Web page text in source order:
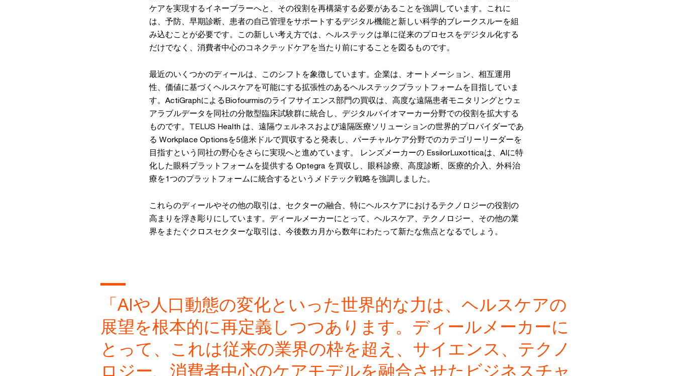
ケアを実現するイネーブラーへと、その役割を再構築する必要があることを強調しています。これに
は、予防、早期診断、患者の自己管理をサポートするデジタル機能と新しい科学的ブレークスルーを組
み込むことが必要です。この新しい考え方では、ヘルステックは単に従来のプロセスをデジタル化する
だけでなく、消費者中心のコネクテッドケアを当たり前にすることを図るものです。
最近のいくつかのディールは、このシフトを象徴しています。企業は、オートメーション、相互運用
性、価値に基づくヘルスケアを可能にする拡張性のあるヘルステックプラットフォームを目指していま
す。ActiGraphによるBiofourmisのライフサイエンス部門の買収は、高度な遠隔患者モニタリングとウェ
アラブルデータを同社の分散型臨床試験群に統合し、デジタルバイオマーカー分野での役割を拡大する
ものです。TELUS Health は、遠隔ウェルネスおよび遠隔医療ソリューションの世界的プロバイダーであ
る Workplace Optionsを5億米ドルで買収すると発表し、バーチャルケア分野でのカテゴリーリーダーを
目指すという同社の野心をさらに実現へと進めています。 レンズメーカーの EssilorLuxotticaは、AIに特
化した眼科プラットフォームを提供する Optegra を買収し、眼科診療、高度診断、医療的介入、外科治
療を1つのプラットフォームに統合するというメドテック戦略を強調しました。
これらのディールやその他の取引は、セクターの融合、特にヘルスケアにおけるテクノロジーの役割の
高まりを浮き彫りにしています。ディールメーカーにとって、ヘルスケア、テクノロジー、その他の業
界をまたぐクロスセクターな取引は、今後数カ月から数年にわたって新たな焦点となるでしょう。
「AIや人口動態の変化といった世界的な力は、ヘルスケアの
展望を根本的に再定義しつつあります。ディールメーカーに
とって、これは従来の業界の枠を超え、サイエンス、テクノ
ロジー、消費者中心のケアモデルを融合させたビジネスチャ